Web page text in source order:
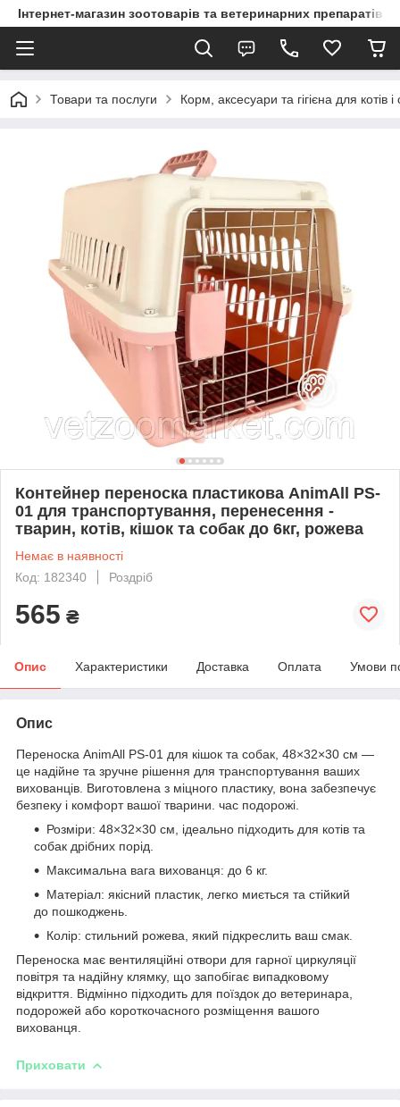
Інтернет-магазин зоотоварів та ветеринарних препаратів
Товари та послуги Корм, аксесуари та гігієна для котів і
Контейнер переноска пластикова AnimAll PS-
01 для транспортування, перенесення -
тварин, котів, кішок та собак до 6кг, рожева
Немає в наявності
Код: 182340
Роздріб
565 ₴
Опис Характеристики Доставка Оплата Умови
Опис
Переноска AnimAll PS-01 для кішок та собак, 48×32×30 см —
це надійне та зручне рішення для транспортування ваших
вихованців. Виготовлена ​​з міцного пластику, вона забезпечує
безпеку і комфорт вашої тварини. час подорожі.
Розміри: 48×32×30 см, ідеально підходить для котів та
собак дрібних порід.
Максимальна вага вихованця: до 6 кг.
Матеріал: якісний пластик, легко миється та стійкий
до пошкоджень.
Колір: стильний рожева, який підкреслить ваш смак.
Переноска має вентиляційні отвори для гарної циркуляції
повітря та надійну клямку, що запобігає випадковому
відкриття. Відмінно підходить для поїздок до ветеринара,
подорожей або короткочасного розміщення вашого
вихованця.
Приховати